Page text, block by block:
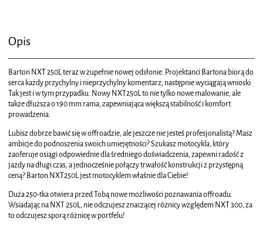
Opis
Barton NXT 250L teraz w zupełnie nowej odsłonie. Projektanci Bartona biorą do
serca każdy przychylny i nieprzychylny komentarz, następnie wyciągają wnioski.
Tak jest i w tym przypadku. Nowy NXT250L to nie tylko nowe malowanie, ale
także dłuższa o 190 mm rama, zapewniająca większą stabilność i komfort
prowadzenia.
Lubisz dobrze bawić się w offroadzie, ale jeszcze nie jesteś profesjonalistą? Masz
ambicje do podnoszenia swoich umiejętności? Szukasz motocykla, który
zaoferuje osiągi odpowiednie dla średniego doświadczenia, zapewni radość z
jazdy na długi czas, a jednocześnie połączy trwałość konstrukcji z przystępną
ceną? Barton NXT250L jest motocyklem właśnie dla Ciebie!
Duża 250-tka otwiera przed Tobą nowe możliwości poznawania offroadu.
Wsiadając na NXT 250L, nie odczujesz znaczącej różnicy względem NXT 300, za
to odczujesz sporą różnicę w portfelu!